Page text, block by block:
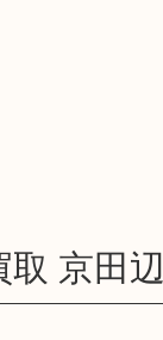
京田辺